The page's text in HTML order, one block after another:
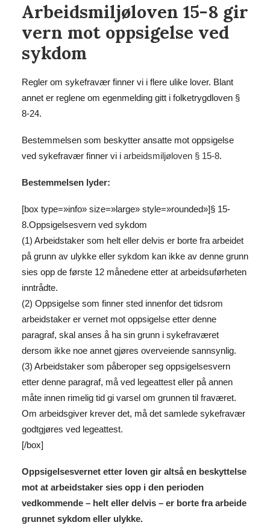
Arbeidsmiljøloven 15-8 gir
vern mot oppsigelse ved
sykdom
Regler om sykefravær finner vi i flere ulike lover. Blant
annet er reglene om egenmelding gitt i folketrygdloven §
8-24.
Bestemmelsen som beskytter ansatte mot oppsigelse
ved sykefravær finner vi i arbeidsmiljøloven § 15-8.
Bestemmelsen lyder:
[box type=»info» size=»large» style=»rounded»]§ 15-
8.Oppsigelsesvern ved sykdom
(1) Arbeidstaker som helt eller delvis er borte fra arbeidet
på grunn av ulykke eller sykdom kan ikke av denne grunn
sies opp de første 12 månedene etter at arbeidsuførheten
inntrådte.
(2) Oppsigelse som finner sted innenfor det tidsrom
arbeidstaker er vernet mot oppsigelse etter denne
paragraf, skal anses å ha sin grunn i sykefraværet
dersom ikke noe annet gjøres overveiende sannsynlig.
(3) Arbeidstaker som påberoper seg oppsigelsesvern
etter denne paragraf, må ved legeattest eller på annen
måte innen rimelig tid gi varsel om grunnen til fraværet.
Om arbeidsgiver krever det, må det samlede sykefravær
godtgjøres ved legeattest.
[/box]
Oppsigelsesvernet etter loven gir altså en beskyttelse
mot at arbeidstaker sies opp i den perioden
vedkommende – helt eller delvis – er borte fra arbeide
grunnet sykdom eller ulykke.